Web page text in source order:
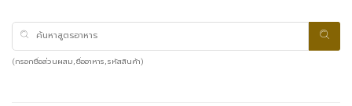
(กรอกชื่อส่วนผสม, ชื่ออาหาร, รหัสสินค้า)